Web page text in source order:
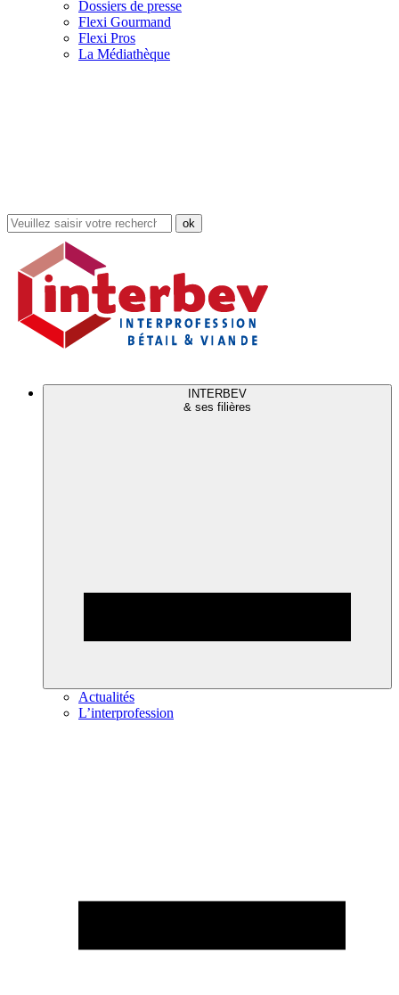
Dossiers de presse
Flexi Gourmand
Flexi Pros
La Médiathèque
Rechercher
dans
site
INTERBEV
& ses filières
Actualités
L’interprofession